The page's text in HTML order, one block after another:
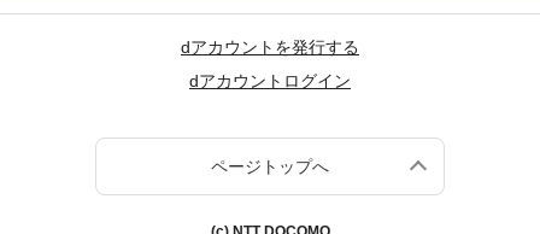
dアカウントを発行する
dアカウントログイン
ページトップへ